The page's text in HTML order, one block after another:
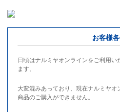
お客様
日頃はナルミヤオンラインをご利用
ます。
大変混みあっており、現在ナルミヤオ
商品のご購入ができません。